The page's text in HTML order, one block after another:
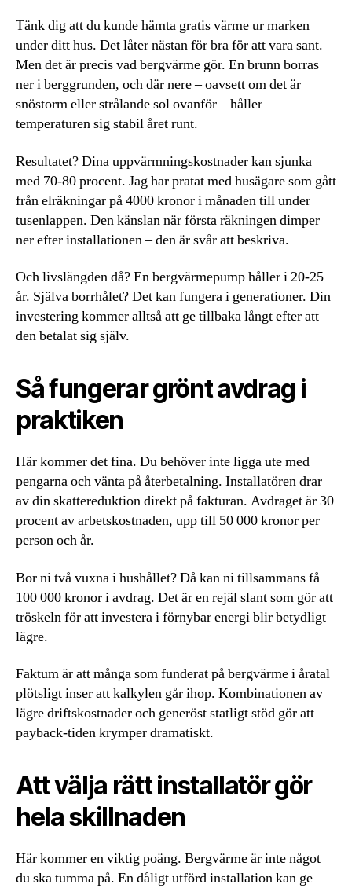
Tänk dig att du kunde hämta gratis värme ur marken
under ditt hus. Det låter nästan för bra för att vara sant.
Men det är precis vad bergvärme gör. En brunn borras
ner i berggrunden, och där nere – oavsett om det är
snöstorm eller strålande sol ovanför – håller
temperaturen sig stabil året runt.
Resultatet? Dina uppvärmningskostnader kan sjunka
med 70-80 procent. Jag har pratat med husägare som gått
från elräkningar på 4000 kronor i månaden till under
tusenlappen. Den känslan när första räkningen dimper
ner efter installationen – den är svår att beskriva.
Och livslängden då? En bergvärmepump håller i 20-25
år. Själva borrhålet? Det kan fungera i generationer. Din
investering kommer alltså att ge tillbaka långt efter att
den betalat sig själv.
Så fungerar grönt avdrag i
praktiken
Här kommer det fina. Du behöver inte ligga ute med
pengarna och vänta på återbetalning. Installatören drar
av din skattereduktion direkt på fakturan. Avdraget är 30
procent av arbetskostnaden, upp till 50 000 kronor per
person och år.
Bor ni två vuxna i hushållet? Då kan ni tillsammans få
100 000 kronor i avdrag. Det är en rejäl slant som gör att
tröskeln för att investera i förnybar energi blir betydligt
lägre.
Faktum är att många som funderat på bergvärme i åratal
plötsligt inser att kalkylen går ihop. Kombinationen av
lägre driftskostnader och generöst statligt stöd gör att
payback-tiden krymper dramatiskt.
Att välja rätt installatör gör
hela skillnaden
Här kommer en viktig poäng. Bergvärme är inte något
du ska tumma på. En dåligt utförd installation kan ge